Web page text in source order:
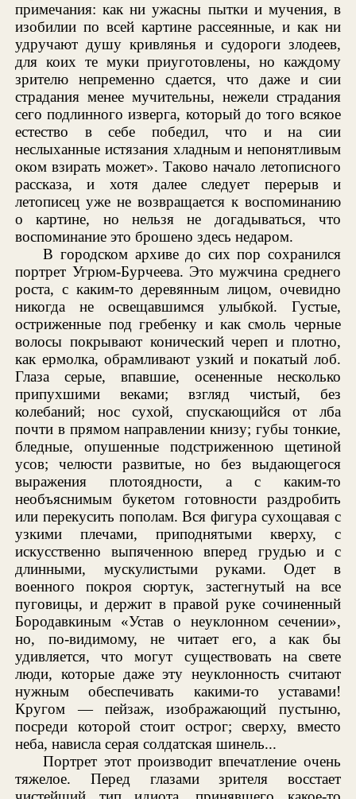
примечания: как ни ужасны пытки и мучения, в
изобилии по всей картине рассеянные, и как ни
удручают душу кривлянья и судороги злодеев,
для коих те муки приуготовлены, но каждому
зрителю непременно сдается, что даже и сии
страдания менее мучительны, нежели страдания
сего подлинного изверга, который до того всякое
естество в себе победил, что и на сии
неслыханные истязания хладным и непонятливым
оком взирать может». Таково начало летописного
рассказа, и хотя далее следует перерыв и
летописец уже не возвращается к воспоминанию
о картине, но нельзя не догадываться, что
воспоминание это брошено здесь недаром.
В городском архиве до сих пор сохранился
портрет Угрюм-Бурчеева. Это мужчина среднего
роста, с каким-то деревянным лицом, очевидно
никогда не освещавшимся улыбкой. Густые,
остриженные под гребенку и как смоль черные
волосы покрывают конический череп и плотно,
как ермолка, обрамливают узкий и покатый лоб.
Глаза серые, впавшие, осененные несколько
припухшими веками; взгляд чистый, без
колебаний; нос сухой, спускающийся от лба
почти в прямом направлении книзу; губы тонкие,
бледные, опушенные подстриженною щетиной
усов; челюсти развитые, но без выдающегося
выражения плотоядности, а с каким-то
необъяснимым букетом готовности раздробить
или перекусить пополам. Вся фигура сухощавая с
узкими плечами, приподнятыми кверху, с
искусственно выпяченною вперед грудью и с
длинными, мускулистыми руками. Одет в
военного покроя сюртук, застегнутый на все
пуговицы, и держит в правой руке сочиненный
Бородавкиным «Устав о неуклонном сечении»,
но, по-видимому, не читает его, а как бы
удивляется, что могут существовать на свете
люди, которые даже эту неуклонность считают
нужным обеспечивать какими-то уставами!
Кругом — пейзаж, изображающий пустыню,
посреди которой стоит острог; сверху, вместо
неба, нависла серая солдатская шинель...
Портрет этот производит впечатление очень
тяжелое. Перед глазами зрителя восстает